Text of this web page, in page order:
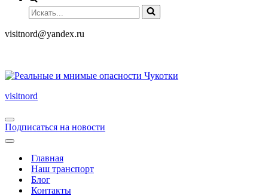
visitnord@yandex.ru
visitnord
Подписаться на новости
Главная
Наш транспорт
Блог
Контакты